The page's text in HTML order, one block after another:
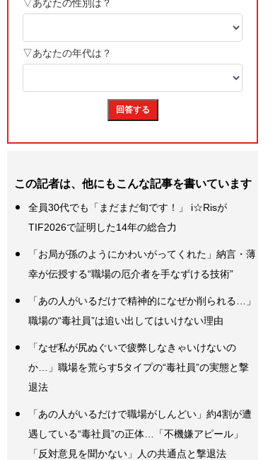
この記者は、他にもこんな記事を書いています
全員30代でも「まだまだ旬です！」 i☆Risが
TIF2026で証明した14年の総合力
「お局が孫のようにかわいがってくれた」納言・薄
幸が伝授する“職場の厄介者を手なずける技術”
「あの人がいるだけで精神的になぜか削られる…」
職場の“毒社員”は追い出してはいけない理由
「なぜ私が尻ぬぐいで疲弊しなきゃいけないの
か…」職場を荒らす5タイプの“毒社員”の実態と撃
退法
「あの人がいるだけで職場がしんどい」約4割が遭
遇している“毒社員”の正体…「不機嫌アピール」
「反対意見を聞かない」人の共通点と撃退法